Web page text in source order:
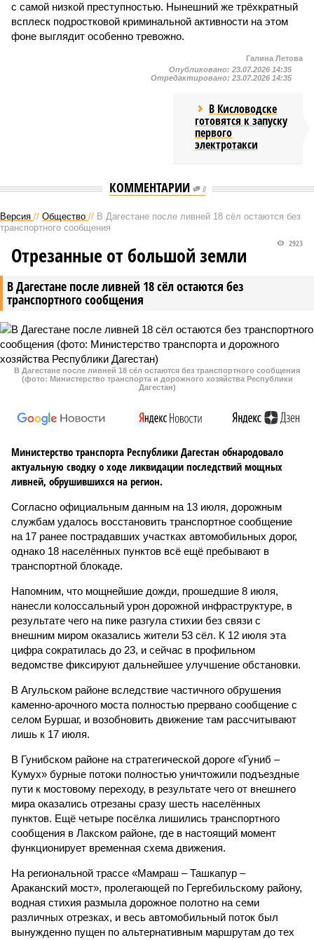
с самой низкой преступностью. Нынешний же трёхкратный
всплеск подростковой криминальной активности на этом
фоне выглядит особенно тревожно.
Галина Летова
Опубликовано: 23.07.2026 14:35
Отредактировано: 23.07.2026 14:35
В Кисловодске
готовятся к запуску
первого
электротакси
КОММЕНТАРИИ 0
Версия // Общество // В Дагестане после ливней 18 сёл остаются без
транспортного сообщения
В Дагестане после ливней 18 сёл остаются без
транспортного сообщения
2923
Отрезанные от большой земли
В Дагестане после ливней 18 сёл остаются без транспортного сообщения
(фото: Министерство транспорта и дорожного хозяйства Республики
Дагестан)
Министерство транспорта Республики Дагестан обнародовало
актуальную сводку о ходе ликвидации последствий мощных
ливней, обрушившихся на регион.
Согласно официальным данным на 13 июля, дорожным
службам удалось восстановить транспортное сообщение
на 17 ранее пострадавших участках автомобильных дорог,
однако 18 населённых пунктов всё ещё пребывают в
транспортной блокаде.
Напомним, что мощнейшие дожди, прошедшие 8 июля,
нанесли колоссальный урон дорожной инфраструктуре, в
результате чего на пике разгула стихии без связи с
внешним миром оказались жители 53 сёл. К 12 июля эта
цифра сократилась до 23, и сейчас в профильном
ведомстве фиксируют дальнейшее улучшение обстановки.
В Агульском районе вследствие частичного обрушения
каменно-арочного моста полностью прервано сообщение с
селом Буршаг, и возобновить движение там рассчитывают
лишь к 17 июля.
В Гунибском районе на стратегической дороге «Гуниб –
Кумух» бурные потоки полностью уничтожили подъездные
пути к мостовому переходу, в результате чего от внешнего
мира оказались отрезаны сразу шесть населённых
пунктов. Ещё четыре посёлка лишились транспортного
сообщения в Лакском районе, где в настоящий момент
функционирует временная схема движения.
На региональной трассе «Мамраш – Ташкапур –
Араканский мост», пролегающей по Гергебильскому району,
водная стихия размыла дорожное полотно на семи
различных отрезках, и весь автомобильный поток был
вынужденно пущен по альтернативным маршрутам до тех